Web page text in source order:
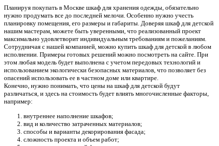
Планируя покупать в Москве шкаф для хранения одежды, обязательно
нужно продумать все до последней мелочи. Особенно нужно учесть
планировку помещения, его размеры и габариты. Доверяя шкаф для детской
нашим мастерам, можете быть уверенными, что реализованный проект
максимально удовлетворит индивидуальным требованиям и пожеланиям.
Сотрудничая с нашей компанией, можно купить шкаф для детской в любом
исполнении. Примеры готовых решений можно посмотреть на сайте. При
этом любая модель будет выполнена с учетом передовых технологий и
использованием экологически безопасных материалов, что позволяет без
опасений использовать ее в частном доме или квартире.
Конечно, нужно понимать, что цены на шкаф для детской будут
различаться, и здесь на стоимость будет влиять многочисленные факторы,
например:
внутреннее наполнение шкафов;
вид и количество затраченных материалов;
способы и варианты декорирования фасада;
сложность проекта и объем работ;